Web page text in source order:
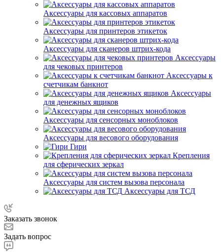
Аксессуары для кассовых аппаратов
Аксессуары для принтеров этикеток
Аксессуары для сканеров штрих-кода
Аксессуары
для чековых принтеров
Аксессуары к
счетчикам банкнот
Аксессуары
для денежных ящиков
Аксессуары для сенсорных моноблоков
Аксессуары для весового оборудования
Гири
Крепления
для сферических зеркал
Аксессуары для систем вызова персонала
Аксессуары для ТСД
Заказать звонок
Задать вопрос